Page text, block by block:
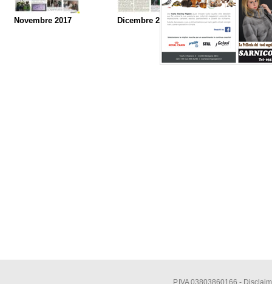
Novembre 2017 Dicembre 2017
P.IVA 03803860166 -